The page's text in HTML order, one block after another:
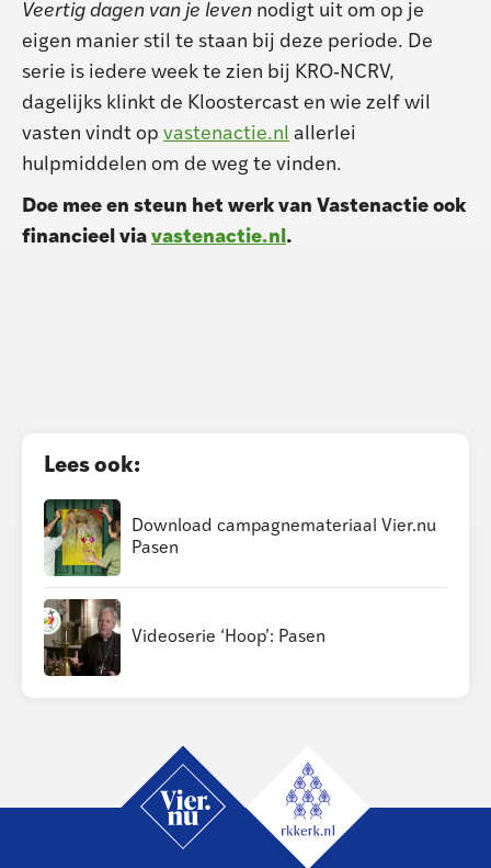
Lees ook:
Download campagne­materiaal Vier.nu
Pasen
Videoserie ‘Hoop’: Pasen
Veertig dagen van je leven nodigt uit om op je
eigen manier stil te staan bij deze periode. De
serie is iedere week te zien bij KRO‑NCRV,
dagelijks klinkt de Kloostercast en wie zelf wil
vasten vindt op vastenactie.nl allerlei
hulpmiddelen om de weg te vinden.
Doe mee en steun het werk van Vastenactie ook
financieel via vastenactie.nl.